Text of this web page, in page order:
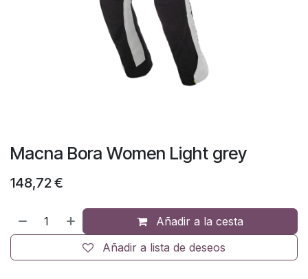
Macna Bora Women Light grey
148,72€
Añadir a la cesta
Añadir a lista de deseos